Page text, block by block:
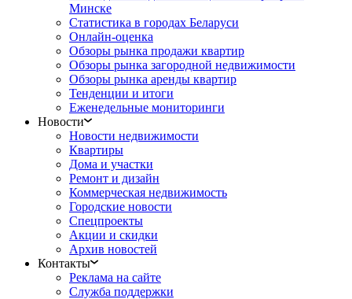
Минске
Статистика в городах Беларуси
Онлайн-оценка
Обзоры рынка продажи квартир
Обзоры рынка загородной недвижимости
Обзоры рынка аренды квартир
Тенденции и итоги
Еженедельные мониторинги
Новости
Новости недвижимости
Квартиры
Дома и участки
Ремонт и дизайн
Коммерческая недвижимость
Городские новости
Спецпроекты
Акции и скидки
Архив новостей
Контакты
Реклама на сайте
Служба поддержки